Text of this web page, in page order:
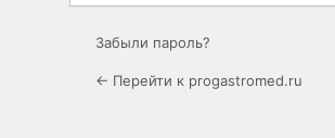
Забыли пароль?
← Перейти к progastromed.ru